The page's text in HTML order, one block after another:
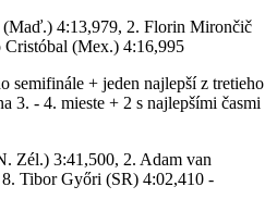
4:13,979, 2. Florin Mirončič
(Mex.) 4:16,995
semifinále + jeden najlepší z tretieho
3. - 4. mieste + 2 s najlepšími časmi
Zél.) 3:41,500, 2. Adam van
Tibor Győri (SR) 4:02,410 -